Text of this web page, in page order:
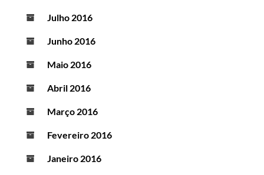
Julho 2016
Junho 2016
Maio 2016
Abril 2016
Março 2016
Fevereiro 2016
Janeiro 2016